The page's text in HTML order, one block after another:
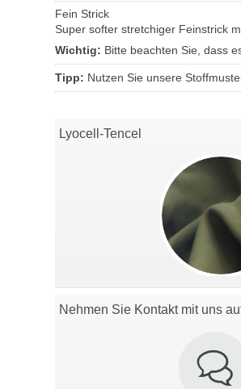
Fein Strick
Super softer stretchiger Feinstrick
Wichtig: Bitte beachten Sie, dass
Tipp: Nutzen Sie unsere
Lyocell-Tencel
Nehmen Sie Kontakt mit uns